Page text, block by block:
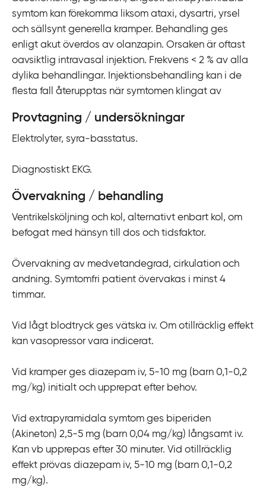
symtom kan förekomma liksom ataxi, dysartri, yrsel
och sällsynt generella kramper. Behandling ges
enligt akut överdos av olanzapin. Orsaken är oftast
oavsiktlig intravasal injektion. Frekvens < 2 % av alla
dylika behandlingar. Injektionsbehandling kan i de
flesta fall återupptas när symtomen klingat av
Provtagning / undersökningar
Elektrolyter, syra-basstatus.
Diagnostiskt EKG.
Övervakning / behandling
Ventrikelsköljning och kol, alternativt enbart kol, om
befogat med hänsyn till dos och tidsfaktor.
Övervakning av medvetandegrad, cirkulation och
andning. Symtomfri patient övervakas i minst 4
timmar.
Vid lågt blodtryck ges vätska iv. Om otillräcklig effekt
kan vasopressor vara indicerat.
Vid kramper ges diazepam iv, 5-10 mg (barn 0,1-0,2
mg/kg) initialt och upprepat efter behov.
Vid extrapyramidala symtom ges biperiden
(Akineton) 2,5-5 mg (barn 0,04 mg/kg) långsamt iv.
Kan vb upprepas efter 30 minuter. Vid otillräcklig
effekt prövas diazepam iv, 5-10 mg (barn 0,1-0,2
mg/kg).